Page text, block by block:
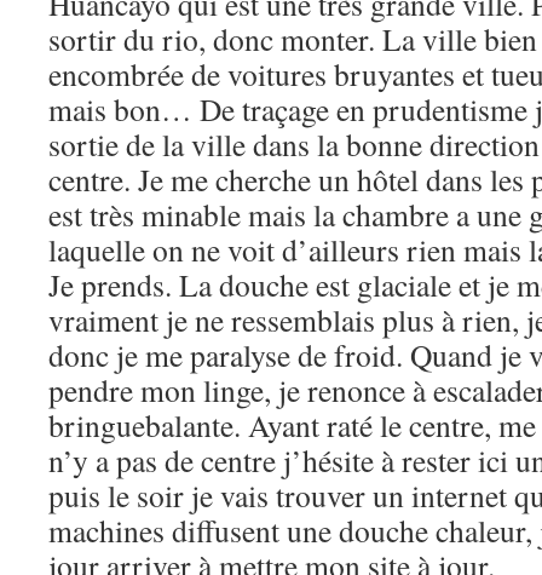
sortir du rio, donc monter. La ville
encombrée de voitures bruyantes et
mais bon… De traçage en prudentisme
sortie de la ville dans la bonne
centre. Je me cherche un hôtel dans les
est très minable mais la chambre a une
laquelle on ne voit d’ailleurs rien mais
Je prends. La douche est glaciale et je
vraiment je ne ressemblais plus à rien,
donc je me paralyse de froid. Quand je
pendre mon linge, je renonce à
bringuebalante. Ayant raté le centre,
n’y a pas de centre j’hésite à rester ici
puis le soir je vais trouver un internet
machines diffusent une douche chaleur,
jour arriver à mettre mon site à jour.